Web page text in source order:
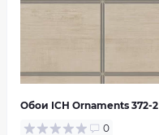
Обои ІСН Ornaments 372-2
0